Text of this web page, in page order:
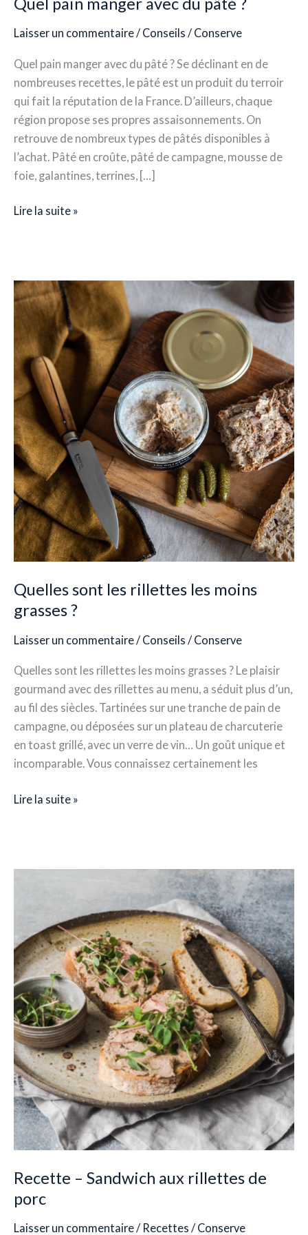
Laisser un commentaire/ Conseils / Conserve
Quel pain manger avec du pâté ? Se déclinant en de
nombreuses recettes, le pâté est un produit du terroir
qui fait la réputation de la France. D’ailleurs, chaque
région propose ses propres assaisonnements. On
retrouve de nombreux types de pâtés disponibles à
l’achat. Pâté en croûte, pâté de campagne, mousse de
foie, galantines, terrines, […]
Lire la suite »
Quelles sont les rillettes les moins
grasses ?
Laisser un commentaire / Conseils / Conserve
Quelles sont les rillettes les moins grasses ? Le plaisir
gourmand avec des rillettes au menu, a séduit plus d’un,
au fil des siècles. Tartinées sur une tranche de pain de
campagne, ou déposées sur un plateau de charcuterie
en toast grillé, avec un verre de vin… Un goût unique et
incomparable. Vous connaissez certainement les
Quelles
sont
rillettes
les
moins
grasses ?
Lire la suite »
Recette – Sandwich aux rillettes de
porc
Laisser un commentaire/ Recettes / Conserve
aux
rillettes
de
porc